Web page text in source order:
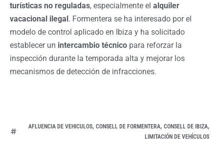
turísticas no reguladas, especialmente el alquiler
vacacional ilegal. Formentera se ha interesado por el
modelo de control aplicado en Ibiza y ha solicitado
establecer un intercambio técnico para reforzar la
inspección durante la temporada alta y mejorar los
mecanismos de detección de infracciones.
AFLUENCIA DE VEHICULOS, CONSELL DE FORMENTERA, CONSELL DE IBIZA,
LIMITACIÓN DE VEHÍCULOS